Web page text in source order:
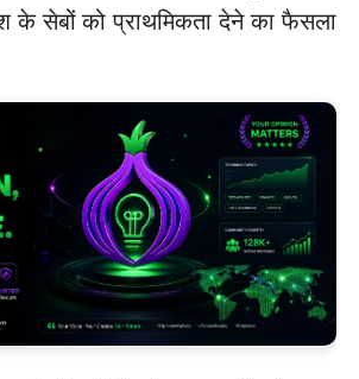
के सेबों को प्राथमिकता देने का फैसला